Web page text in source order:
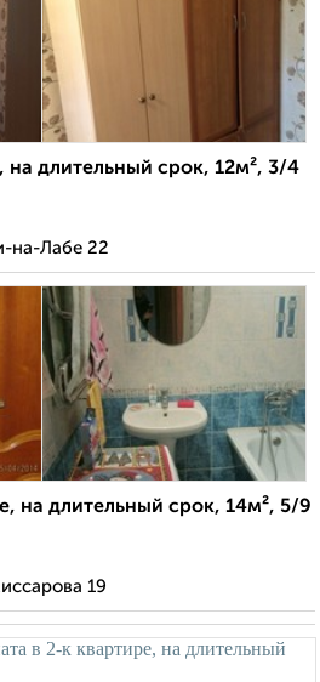
длительный срок, 12м², 3/4
на-Лабе 22
на длительный срок, 14м², 5/9
19